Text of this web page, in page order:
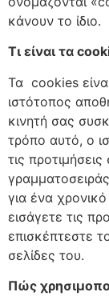
κάνουν το ίδιο.
Τι είναι τα
Τα cookies
ιστότοπος
κινητή σας
τρόπο αυτό, ο
τις
για ένα
εισάγετε τις
επισκέπτεστε
σελίδες του.
Πώς